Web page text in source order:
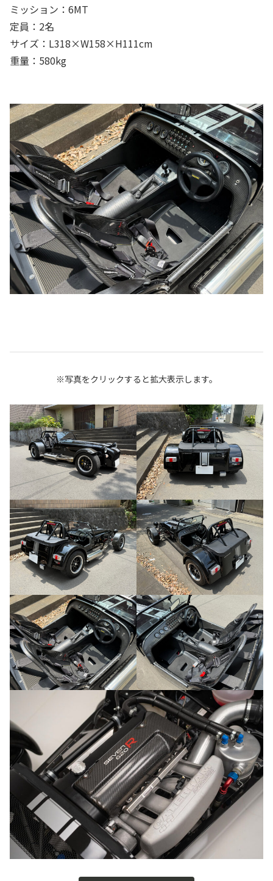
ミッション：6MT
定員：2名
サイズ：L318×W158×H111cm
重量：580kg
※写真をクリックすると拡大表示します。